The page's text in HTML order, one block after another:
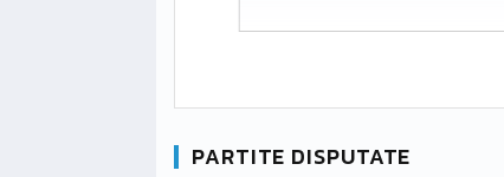
PARTITE DISPUTATE